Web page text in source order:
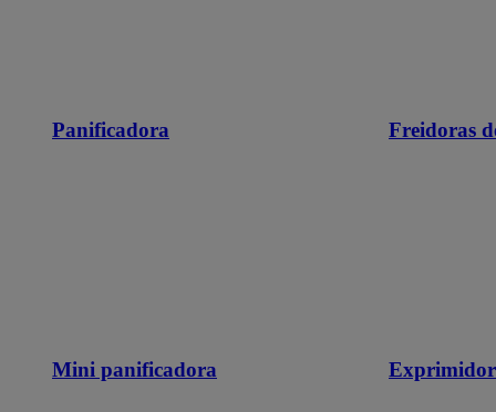
Panificadora Freidoras
Mini panificadora